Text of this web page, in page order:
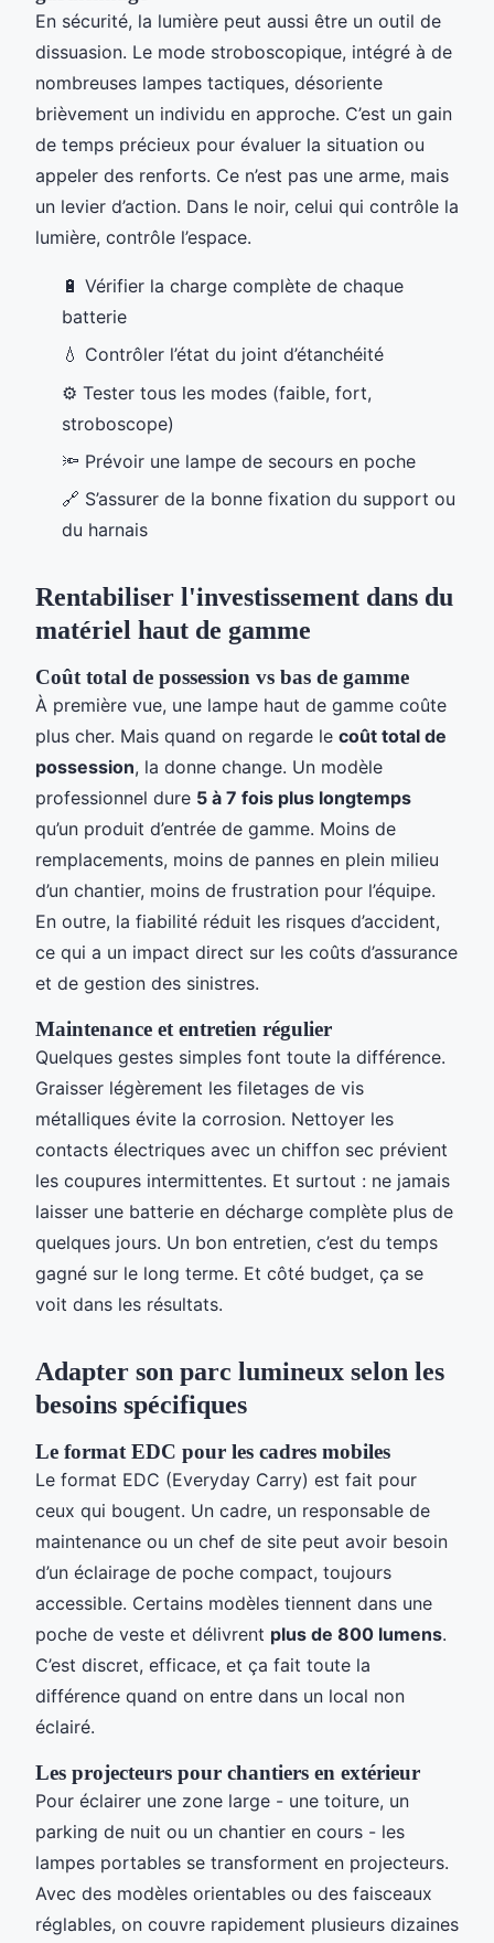
En sécurité, la lumière peut aussi être un outil de
dissuasion. Le mode stroboscopique, intégré à de
nombreuses lampes tactiques, désoriente
brièvement un individu en approche. C’est un gain
de temps précieux pour évaluer la situation ou
appeler des renforts. Ce n’est pas une arme, mais
un levier d’action. Dans le noir, celui qui contrôle la
lumière, contrôle l’espace.
🔋 Vérifier la charge complète de chaque
batterie
💧 Contrôler l’état du joint d’étanchéité
⚙️ Tester tous les modes (faible, fort,
stroboscope)
🔦 Prévoir une lampe de secours en poche
🔗 S’assurer de la bonne fixation du support ou
du harnais
Rentabiliser l'investissement dans du
matériel haut de gamme
Coût total de possession vs bas de gamme
À première vue, une lampe haut de gamme coûte
plus cher. Mais quand on regarde le coût total de
possession, la donne change. Un modèle
professionnel dure 5 à 7 fois plus longtemps
qu’un produit d’entrée de gamme. Moins de
remplacements, moins de pannes en plein milieu
d’un chantier, moins de frustration pour l’équipe.
En outre, la fiabilité réduit les risques d’accident,
ce qui a un impact direct sur les coûts d’assurance
et de gestion des sinistres.
Maintenance et entretien régulier
Quelques gestes simples font toute la différence.
Graisser légèrement les filetages de vis
métalliques évite la corrosion. Nettoyer les
contacts électriques avec un chiffon sec prévient
les coupures intermittentes. Et surtout : ne jamais
laisser une batterie en décharge complète plus de
quelques jours. Un bon entretien, c’est du temps
gagné sur le long terme. Et côté budget, ça se
voit dans les résultats.
Adapter son parc lumineux selon les
besoins spécifiques
Le format EDC pour les cadres mobiles
Le format EDC (Everyday Carry) est fait pour
ceux qui bougent. Un cadre, un responsable de
maintenance ou un chef de site peut avoir besoin
d’un éclairage de poche compact, toujours
accessible. Certains modèles tiennent dans une
poche de veste et délivrent plus de 800 lumens.
C’est discret, efficace, et ça fait toute la
différence quand on entre dans un local non
éclairé.
Les projecteurs pour chantiers en extérieur
Pour éclairer une zone large - une toiture, un
parking de nuit ou un chantier en cours - les
lampes portables se transforment en projecteurs.
Avec des modèles orientables ou des faisceaux
réglables, on couvre rapidement plusieurs dizaines